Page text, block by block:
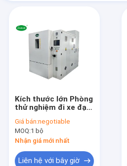
Kích thước lớn Phòng
thử nghiệm đi xe đạp
Nhiệt độ cao thấp
Giá bán:negotiable
MOQ:1 bộ
Nhận giá mới nhất
Liên hệ với bây giờ